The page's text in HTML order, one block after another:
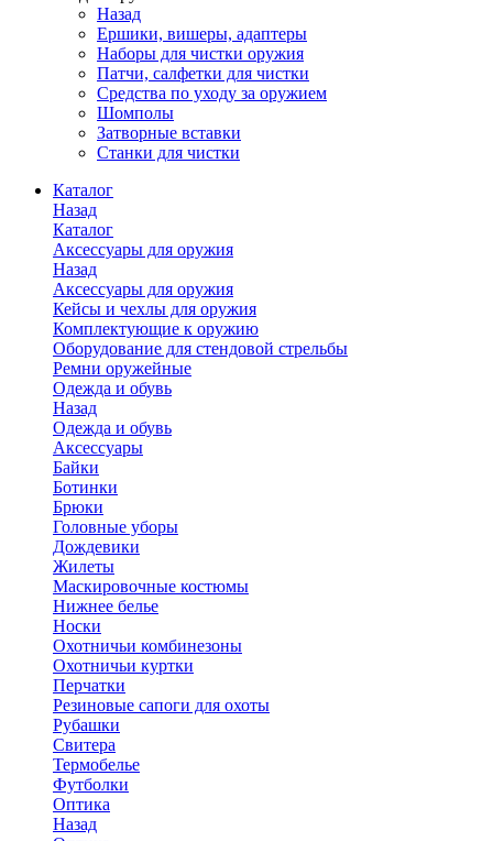
Назад
Ершики, вишеры, адаптеры
Наборы для чистки оружия
Патчи, салфетки для чистки
Средства по уходу за оружием
Шомполы
Затворные вставки
Станки для чистки
Каталог
Назад
Каталог
Аксессуары для оружия
Назад
Аксессуары для оружия
Кейсы и чехлы для оружия
Комплектующие к оружию
Оборудование для стендовой стрельбы
Ремни оружейные
Одежда и обувь
Назад
Одежда и обувь
Аксессуары
Байки
Ботинки
Брюки
Головные уборы
Дождевики
Жилеты
Маскировочные костюмы
Нижнее белье
Носки
Охотничьи комбинезоны
Охотничьи куртки
Перчатки
Резиновые сапоги для охоты
Рубашки
Свитера
Термобелье
Футболки
Оптика
Назад